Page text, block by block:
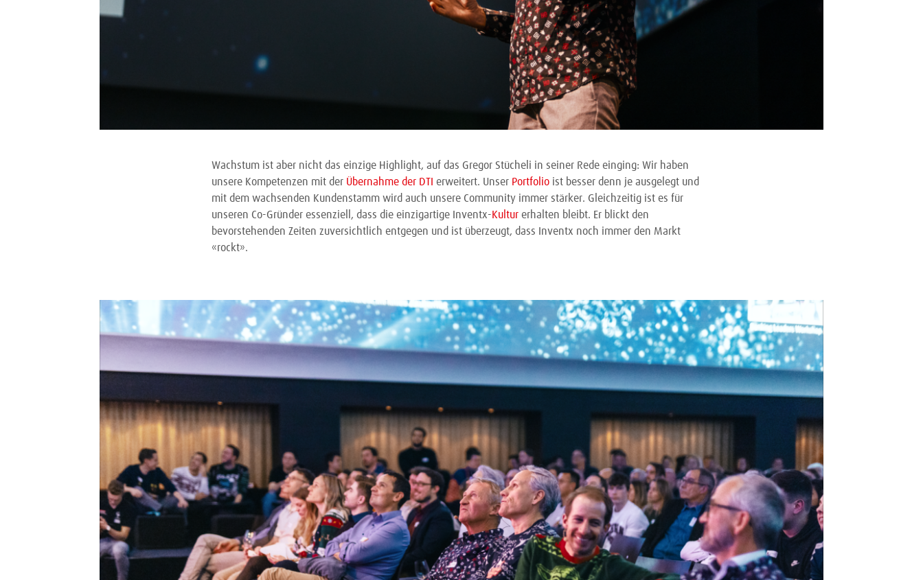
Wachstum ist aber nicht das einzige Highlight, auf das Gregor Stücheli in seiner Rede einging: Wir haben
unsere Kompetenzen mit der Übernahme der DTI erweitert. Unser Portfolioist besser denn je ausgelegt und
mit dem wachsenden Kundenstamm wird auch unsere Community immer stärker. Gleichzeitig ist es für
unseren Co-Gründer essenziell, dass die einzigartige Inventx-Kulturerhalten bleibt. Er blickt den
bevorstehenden Zeiten zuversichtlich entgegen und ist überzeugt, dass Inventx noch immer den Markt
«rockt».